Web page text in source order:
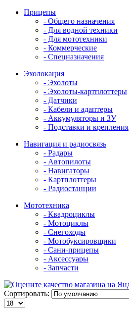
Прицепы
- Общего назначения
- Для водной техники
- Для мототехники
- Коммерческие
- Спецназначения
Эхолокация
- Эхолоты
- Эхолоты-картплоттеры
- Датчики
- Кабели и адаптеры
- Аккумуляторы и ЗУ
- Подставки и крепления
Навигация и радиосвязь
- Радары
- Автопилоты
- Навигаторы
- Картплоттеры
- Радиостанции
Мототехника
- Квадроциклы
- Мотоциклы
- Снегоходы
- Мотобуксировщики
- Сани-прицепы
- Аксессуары
- Запчасти
Сортировать: